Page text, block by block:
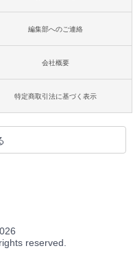
編集部へのご連絡
会社概要
特定商取引法に基づく表示
reserved.